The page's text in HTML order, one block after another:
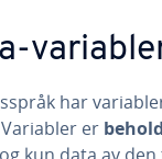
har
er